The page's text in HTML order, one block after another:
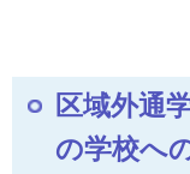
区域外通
の学校へ